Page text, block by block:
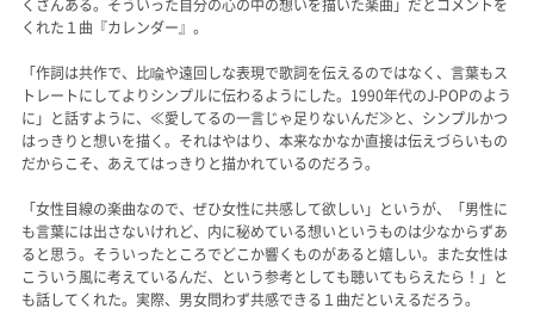
くさんある。そういった自分の心の中の想いを描いた楽曲」だとコメントを
くれた１曲『カレンダー』。
「作詞は共作で、比喩や遠回しな表現で歌詞を伝えるのではなく、言葉もス
トレートにしてよりシンプルに伝わるようにした。1990年代のJ-POPのよう
に」と話すように、≪愛してるの一言じゃ足りないんだ≫と、シンプルかつ
はっきりと想いを描く。それはやはり、本来なかなか直接は伝えづらいもの
だからこそ、あえてはっきりと描かれているのだろう。
「女性目線の楽曲なので、ぜひ女性に共感して欲しい」というが、「男性に
も言葉には出さないけれど、内に秘めている想いというものは少なからずあ
ると思う。そういったところでどこか響くものがあると嬉しい。また女性は
こういう風に考えているんだ、という参考としても聴いてもらえたら！」と
も話してくれた。実際、男女問わず共感できる１曲だといえるだろう。